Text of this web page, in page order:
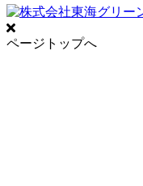
ページトップへ